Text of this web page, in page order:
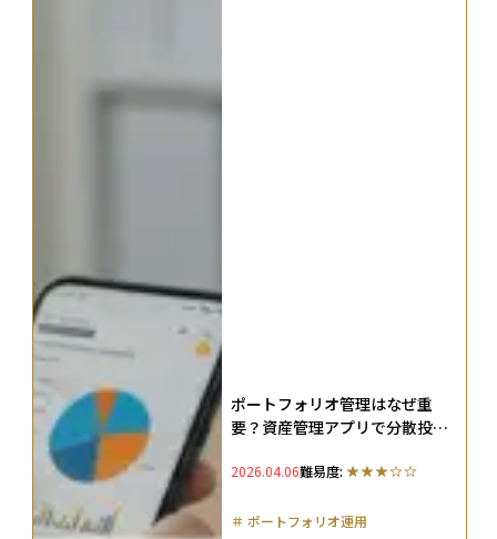
ポートフォリオ管理はなぜ重
要？資産管理アプリで分散投資
2026.04.06難易度:
＃ ポートフォリオ運用